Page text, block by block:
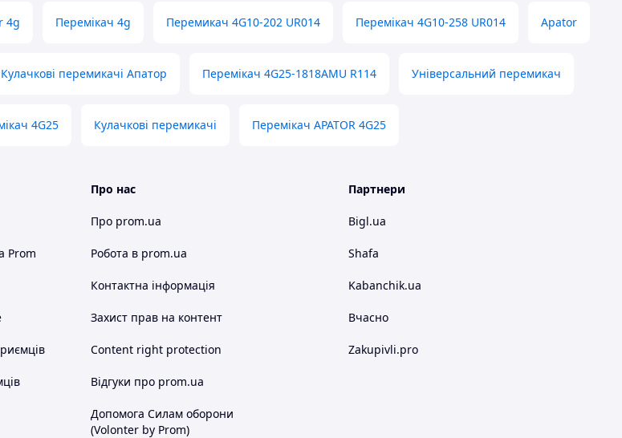
4g Перемікач 4g Перемикач 4G10-202 UR014 Перемікач 4G10-258 UR014 Apator
Кулачкові перемикачі Апатор Перемікач 4G25-1818AMU R114 Універсальний перемикач
4G25 Кулачкові перемикачі Перемікач APATOR 4G25
Prom
Про нас
Про prom.ua
Робота в prom.ua
Контактна інформація
Захист прав на контент
Content right protection
Відгуки про prom.ua
Допомога Силам оборони
(Volonter by Prom)
Партнери
Bigl.ua
Shafa
Kabanchik.ua
Вчасно
Zakupivli.pro